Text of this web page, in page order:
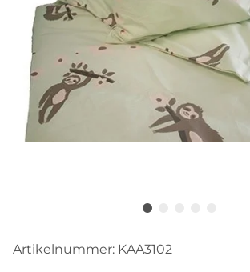
Artikelnummer: KAA3102